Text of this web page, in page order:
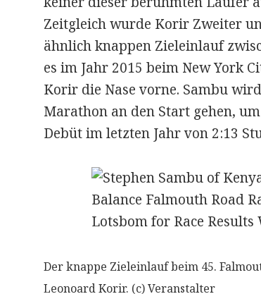
Zeitgleich wurde Korir Zweiter
ähnlich knappen Zieleinlauf
es im Jahr 2015 beim New York
Korir die Nase vorne. Sambu
Marathon an den Start gehen,
Debüt im letzten Jahr von 2:13
Der knappe Zieleinlauf beim 45.
Leonoard Korir. (c) Veranstalter